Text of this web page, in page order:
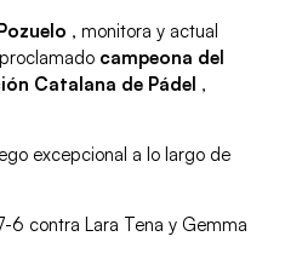
, monitora y actual
campeona del
Catalana de Pádel ,
excepcional a lo largo de
contra Lara Tena y Gemma